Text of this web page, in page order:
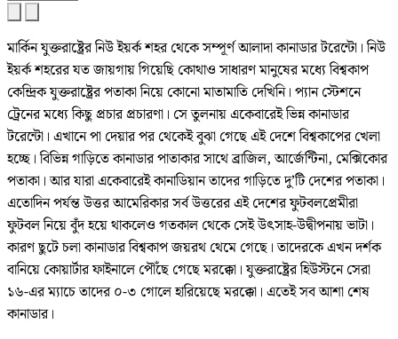
মার্কিন যুক্তরাষ্ট্রের নিউ ইয়র্ক শহর থেকে সম্পূর্ণ আলাদা কানাডার টরেন্টো। নিউ
ইয়র্ক শহরের যত জায়গায় গিয়েছি কোথাও সাধারণ মানুষের মধ্যে বিশ্বকাপ
কেন্দ্রিক যুক্তরাষ্ট্রের পতাকা নিয়ে কোনো মাতামাতি দেখিনি। প্যান স্টেশনে
ট্রেনের মধ্যে কিছু প্রচার প্রচারণা। সে তুলনায় একেবারেই ভিন্ন কানাডার
টরেন্টো। এখানে পা দেয়ার পর থেকেই বুঝা গেছে এই দেশে বিশ্বকাপের খেলা
হচ্ছে। বিভিন্ন গাড়িতে কানাডার পাতাকার সাথে ব্রাজিল, আর্জেন্টিনা, মেক্সিকোর
পতাকা। আর যারা একেবারেই কানাডিয়ান তাদের গাড়িতে দু’টি দেশের পতাকা।
এতোদিন পর্যন্ত উত্তর আমেরিকার সর্ব উত্তরের এই দেশের ফুটবলপ্রেমীরা
ফুটবল নিয়ে বুঁদ হয়ে থাকলেও গতকাল থেকে সেই উৎসাহ-উদ্বীপনায় ভাটা।
কারণ ছুটে চলা কানাডার বিশ্বকাপ জয়রথ থেমে গেছে। তাদেরকে এখন দর্শক
বানিয়ে কোয়ার্টার ফাইনালে পৌঁছে গেছে মরক্কো। যুক্তরাষ্ট্রের হিউস্টনে সেরা
১৬-এর ম্যাচে তাদের ০-৩ গোলে হারিয়েছে মরক্কো। এতেই সব আশা শেষ
কানাডার।